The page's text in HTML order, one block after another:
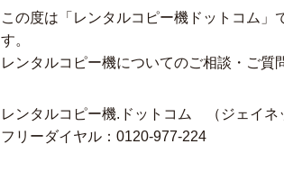
この度は「レンタルコピー機ドットコム」
す。
レンタルコピー機についてのご相談・ご質
レンタルコピー機.ドットコム （ジェイネ
フリーダイヤル：0120-977-224